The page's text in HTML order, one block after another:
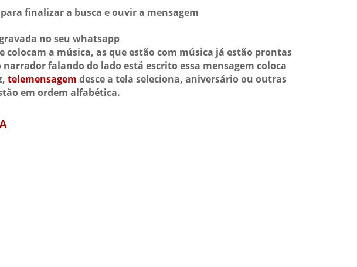
finalizar a busca e ouvir a mensagem
no seu whatsapp
a música, as que estão com música já estão prontas
falando do lado está escrito essa mensagem coloca
telemensagem desce a tela seleciona, aniversário ou outras
em ordem alfabética.